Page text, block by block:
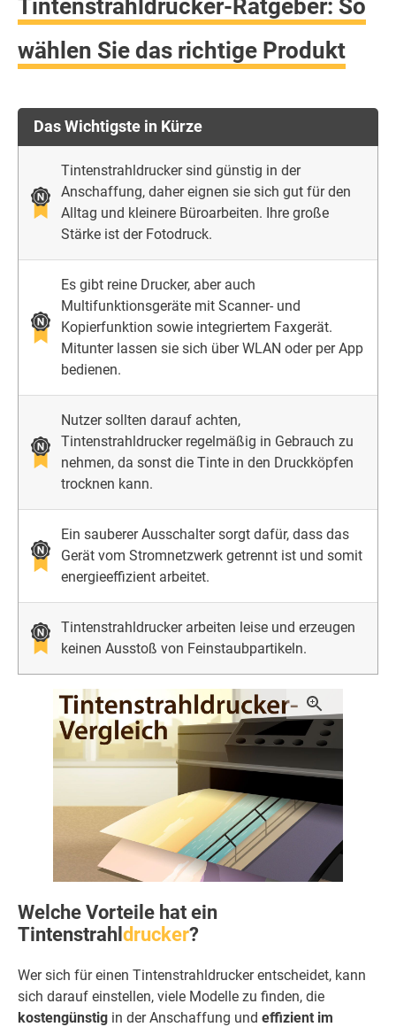
Tintenstrahldrucker-Ratgeber: So
wählen Sie das richtige Produkt
Das Wichtigste in Kürze
Tintenstrahldrucker sind günstig in der
Anschaffung, daher eignen sie sich gut für den
Alltag und kleinere Büroarbeiten. Ihre große
Stärke ist der Fotodruck.
Es gibt reine Drucker, aber auch
Multifunktionsgeräte mit Scanner- und
Kopierfunktion sowie integriertem Faxgerät.
Mitunter lassen sie sich über WLAN oder per App
bedienen.
Nutzer sollten darauf achten,
Tintenstrahldrucker regelmäßig in Gebrauch zu
nehmen, da sonst die Tinte in den Druckköpfen
trocknen kann.
Ein sauberer Ausschalter sorgt dafür, dass das
Gerät vom Stromnetzwerk getrennt ist und somit
energieeffizient arbeitet.
Tintenstrahldrucker arbeiten leise und erzeugen
keinen Ausstoß von Feinstaubpartikeln.
Welche Vorteile hat ein
Tintenstrahl drucker?
Wer sich für einen Tintenstrahldrucker entscheidet, kann
sich darauf einstellen, viele Modelle zu finden, die
kostengünstig in der Anschaffung und effizient im